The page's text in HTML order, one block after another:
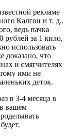
рекламе
Калгон и т. д..
ведь пачка
рублей за 1 кило,
использовать
доказано, что
и смягчителях
ими не
деток.
в 3-4 месяца в
вашем